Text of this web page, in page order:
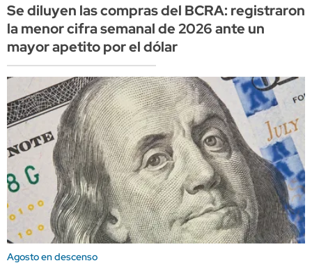
Se diluyen las compras del BCRA: registraron
la menor cifra semanal de 2026 ante un
mayor apetito por el dólar
Agosto en descenso